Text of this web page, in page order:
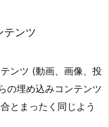
テンツ
ンツ (動画、画像、投
の埋め込みコンテンツ
とまったく同じよう